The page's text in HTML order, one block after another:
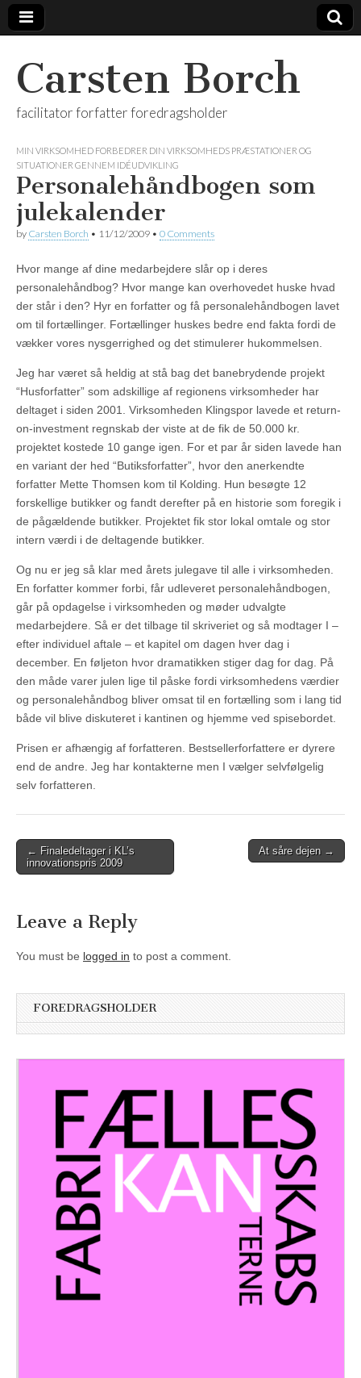
Carsten Borch
facilitator forfatter foredragsholder
MIN VIRKSOMHED FORBEDRER DIN VIRKSOMHEDS PRÆSTATIONER OG
SITUATIONER GENNEM IDÉUDVIKLING
Personalehåndbogen som
julekalender
by Carsten Borch • 11/12/2009 • 0 Comments
Hvor mange af dine medarbejdere slår op i deres
personalehåndbog? Hvor mange kan overhovedet huske hvad
der står i den? Hyr en forfatter og få personalehåndbogen lavet
om til fortællinger. Fortællinger huskes bedre end fakta fordi de
vækker vores nysgerrighed og det stimulerer hukommelsen.
Jeg har været så heldig at stå bag det banebrydende projekt
“Husforfatter” som adskillige af regionens virksomheder har
deltaget i siden 2001. Virksomheden Klingspor lavede et return-
on-investment regnskab der viste at de fik de 50.000 kr.
projektet kostede 10 gange igen. For et par år siden lavede han
en variant der hed “Butiksforfatter”, hvor den anerkendte
forfatter Mette Thomsen kom til Kolding. Hun besøgte 12
forskellige butikker og fandt derefter på en historie som foregik i
de pågældende butikker. Projektet fik stor lokal omtale og stor
intern værdi i de deltagende butikker.
Og nu er jeg så klar med årets julegave til alle i virksomheden.
En forfatter kommer forbi, får udleveret personalehåndbogen,
går på opdagelse i virksomheden og møder udvalgte
medarbejdere. Så er det tilbage til skriveriet og så modtager I –
efter individuel aftale – et kapitel om dagen hver dag i
december. En føljeton hvor dramatikken stiger dag for dag. På
den måde varer julen lige til påske fordi virksomhedens værdier
og personalehåndbog bliver omsat til en fortælling som i lang tid
både vil blive diskuteret i kantinen og hjemme ved spisebordet.
Prisen er afhængig af forfatteren. Bestsellerforfattere er dyrere
end de andre. Jeg har kontakterne men I vælger selvfølgelig
selv forfatteren.
Post
navigation
← Finaledeltager i KL’s
innovationspris 2009
At såre dejen →
Leave a Reply
You must be logged in to post a comment.
FOREDRAGSHOLDER